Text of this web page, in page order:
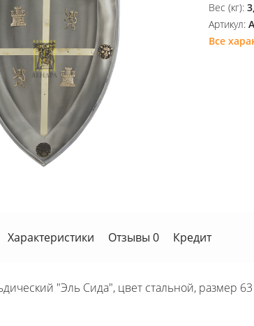
Вес (кг):
Артикул:
Все
Характеристики Отзывы 0 Кредит
"Эль Сида", цвет стальной, размер